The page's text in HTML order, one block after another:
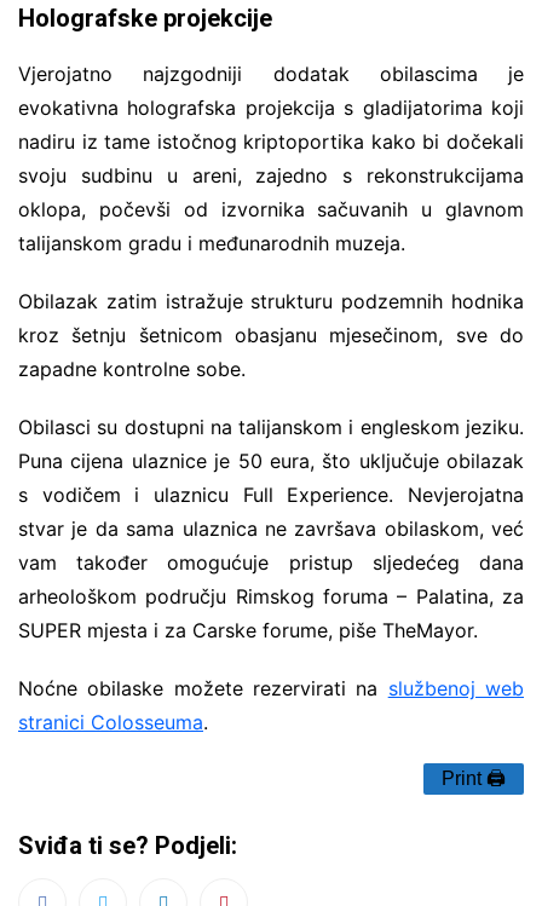
Holografske projekcije
Vjerojatno najzgodniji dodatak obilascima je
evokativna holografska projekcija s gladijatorima koji
nadiru iz tame istočnog kriptoportika kako bi dočekali
svoju sudbinu u areni, zajedno s rekonstrukcijama
oklopa, počevši od izvornika sačuvanih u glavnom
talijanskom gradu i međunarodnih muzeja.
Obilazak zatim istražuje strukturu podzemnih hodnika
kroz šetnju šetnicom obasjanu mjesečinom, sve do
zapadne kontrolne sobe.
Obilasci su dostupni na talijanskom i engleskom jeziku.
Puna cijena ulaznice je 50 eura, što uključuje obilazak
s vodičem i ulaznicu Full Experience. Nevjerojatna
stvar je da sama ulaznica ne završava obilaskom, već
vam također omogućuje pristup sljedećeg dana
arheološkom području Rimskog foruma – Palatina, za
SUPER mjesta i za Carske forume, piše TheMayor.
Noćne obilaske možete rezervirati na službenoj web
stranici Colosseuma.
Print 🖨
Sviđa ti se? Podjeli: